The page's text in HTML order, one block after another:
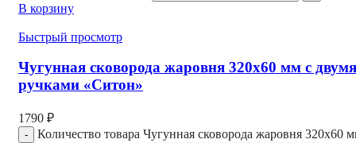
В корзину
Быстрый просмотр
Чугунная сковорода жаровня 320х60 мм с двумя
ручками «Ситон»
1790 ₽
Количество товара Чугунная сковорода жаровня 320х60